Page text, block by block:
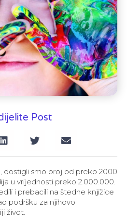
Post
dostigli smo broj od preko 2000
u vrijednosti preko 2.000.000.
i prebacili na štedne knjižice
podršku za njihovo
život.